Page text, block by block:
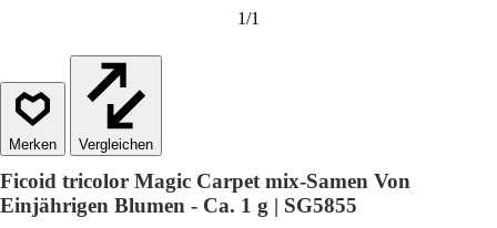
1/1
Vergleichen
Ficoid tricolor Magic Carpet mix-Samen Von
Einjährigen Blumen - Ca. 1 g | SG5855